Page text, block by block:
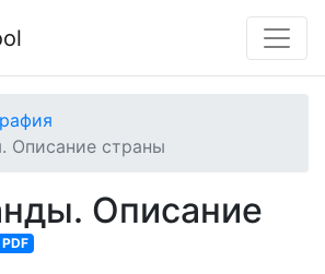
Описание страны
Описание
PDF